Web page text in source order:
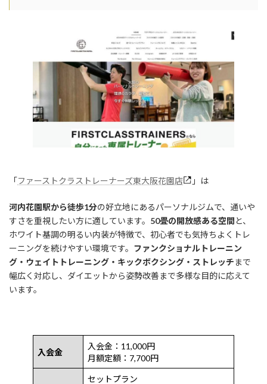
「ファーストクラストレーナーズ東大阪花園店 」は
河内花園駅から徒歩1分の好立地にあるパーソナルジムで、通いや
すさを重視したい方に適しています。 50畳の開放感ある空間 と、
ホワイト基調の明るい内装が特徴で、初心者でも気持ちよくトレ
ーニングを続けやすい環境です。 ファンクショナルトレーニン
グ・ウェイトトレーニング・キックボクシング・ストレッチまで
幅広く対応し、ダイエットから姿勢改善まで多様な目的に応えて
います。
入会金
入会金：11,000円
月額定額：7,700円
セットプラン